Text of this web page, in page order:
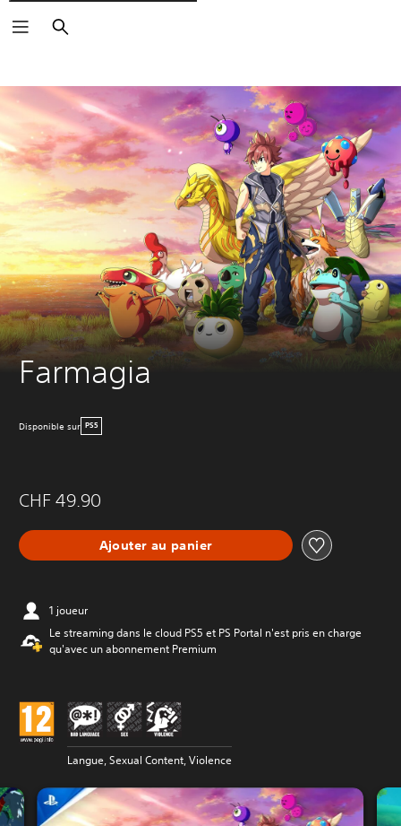
Rechercher
Farmagia
Disponible sur PS5
CHF 49.90
Ajouter au panier
1 joueur
Le streaming dans le cloud PS5 et PS Portal n'est pris en charge
qu'avec un abonnement Premium
Langue, Sexual Content, Violence